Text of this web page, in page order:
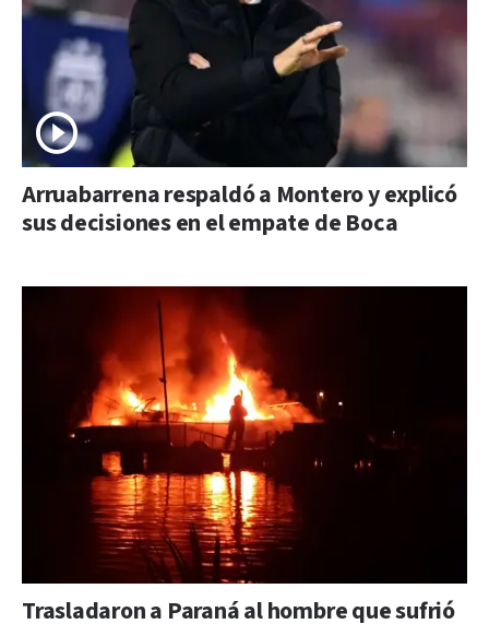
Arruabarrena respaldó a Montero y explicó
sus decisiones en el empate de Boca
Trasladaron a Paraná al hombre que sufrió